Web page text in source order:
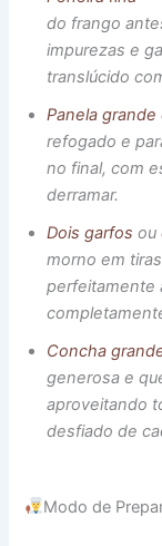
do frango
impurezas e
translúcido
Panela
refogado e
no final, com
derramar.
Dois garfos ou
morno em
perfeitamente
Concha gran
generosa e
aproveitando
desfiado de
Modo de